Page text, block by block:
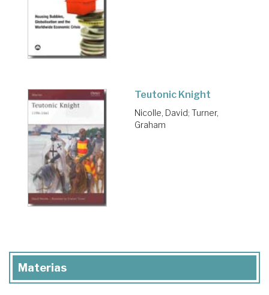
Teutonic Knight
Nicolle, David; Turner,
Graham
Materias